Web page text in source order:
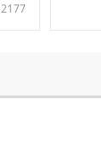
2177